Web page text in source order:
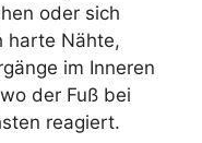
oder sich
harte Nähte,
im Inneren
der Fuß bei
reagiert.